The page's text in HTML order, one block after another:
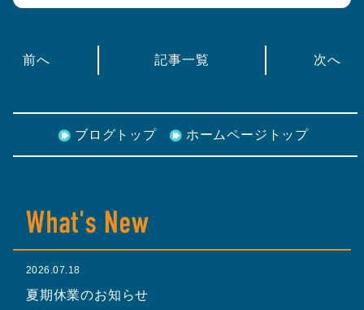
前へ 記事一覧 次へ
ブログトップ ホームページトップ
2026.07.18
夏期休業のお知らせ